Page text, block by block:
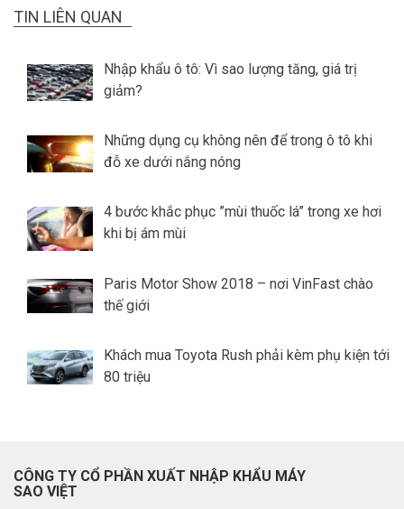
TIN LIÊN QUAN
Nhập khẩu ô tô: Vì sao lượng tăng, giá trị
giảm?
Những dụng cụ không nên để trong ô tô khi
đỗ xe dưới nắng nóng
4 bước khắc phục ”mùi thuốc lá” trong xe hơi
khi bị ám mùi
Paris Motor Show 2018 – nơi VinFast chào
thế giới
Khách mua Toyota Rush phải kèm phụ kiện tới
80 triệu
CÔNG TY CỔ PHẦN XUẤT NHẬP KHẨU MÁY
SAO VIỆT